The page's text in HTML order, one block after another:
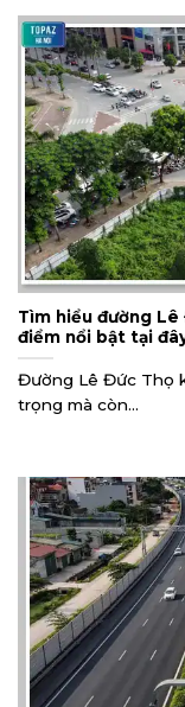
Tìm hiểu đường
điểm nổi bật tại
Đường Lê Đức Thọ
trọng mà còn...